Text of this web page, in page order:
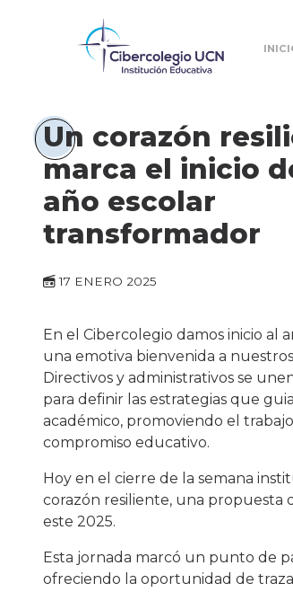
Un corazón
marca el inicio
año escolar
transformador
17 ENERO 2025
En el Cibercolegio damos inicio al
una emotiva bienvenida a
Directivos y administrativos se
para definir las estrategias que
académico, promoviendo el
compromiso educativo.
Hoy en el cierre de la semana
corazón resiliente, una propuesta
este 2025.
Esta jornada marcó un punto de
ofreciendo la oportunidad de